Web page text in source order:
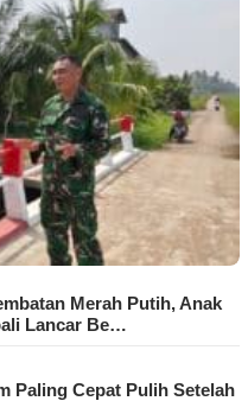
Merah Putih, Anak
Lancar Be…
Paling Cepat Pulih Setelah